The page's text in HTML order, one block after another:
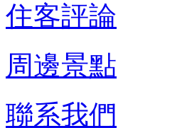
住客評論
周邊景點
聯系我們